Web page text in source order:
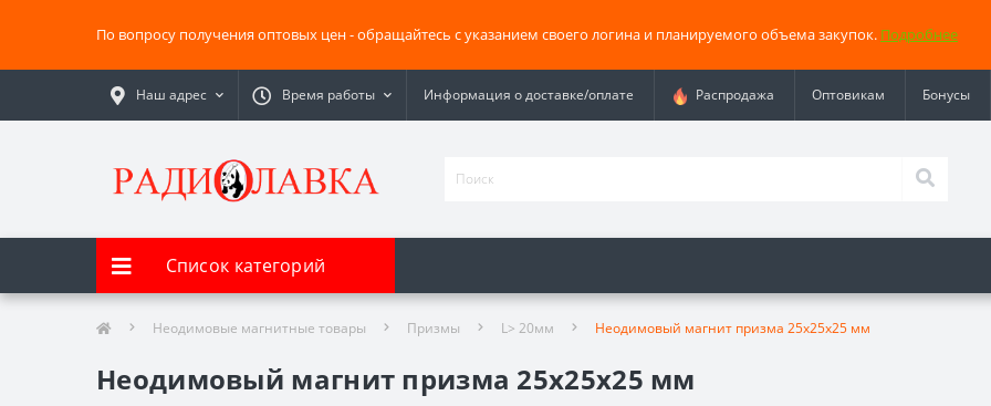
По вопросу получения оптовых цен - обращайтесь с указанием своего логина и планируемого объема закупок. Подробнее
Наш адрес Время работы Информация о доставке/оплате Распродажа Оптовикам Бонусы
Список категорий
Неодимовые магнитные товары Призмы L> 20мм Неодимовый магнит призма 25х25x25 мм
Неодимовый магнит призма 25х25x25 мм